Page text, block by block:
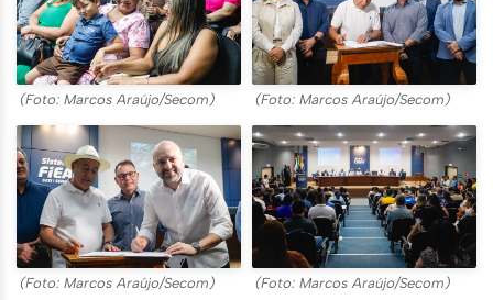
(Foto: Marcos Araújo/Secom) (Foto: Marcos Araújo/Secom)
(Foto: Marcos Araújo/Secom) (Foto: Marcos Araújo/Secom)